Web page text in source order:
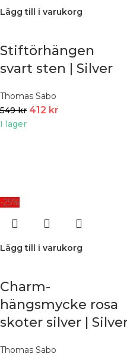
Lägg till i varukorg
Stiftörhängen
svart sten | Silver
Thomas Sabo
549kr 412 kr
I lager
-25%
Lägg till i varukorg
Charm-
hängsmycke rosa
skoter silver |
Thomas Sabo